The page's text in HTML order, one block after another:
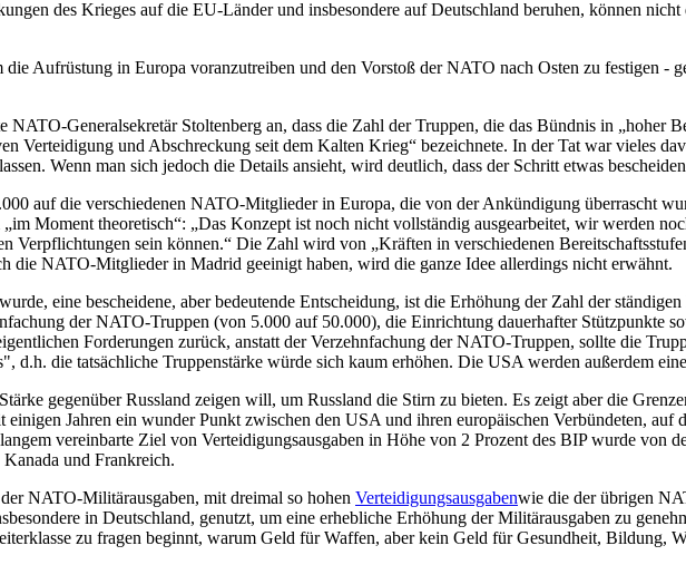
des Krieges auf die EU-Länder und insbesondere auf Deutschland beruhen, können
Aufrüstung in Europa voranzutreiben und den Vorstoß der NATO nach Osten zu festigen -
Generalsekretär Stoltenberg an, dass die Zahl der Truppen, die das Bündnis in „hoher
Verteidigung und Abschreckung seit dem Kalten Krieg“ bezeichnete. In der Tat war vieles
Wenn man sich jedoch die Details ansieht, wird deutlich, dass der Schritt etwas
auf die verschiedenen NATO-Mitglieder in Europa, die von der Ankündigung überrascht
Moment theoretisch“: „Das Konzept ist noch nicht vollständig ausgearbeitet, wir werden
Verpflichtungen sein können.“ Die Zahl wird von „Kräften in verschiedenen
die NATO-Mitglieder in Madrid geeinigt haben, wird die ganze Idee allerdings nicht erwähnt.
eine bescheidene, aber bedeutende Entscheidung, ist die Erhöhung der Zahl der
der NATO-Truppen (von 5.000 auf 50.000), die Einrichtung dauerhafter Stützpunkte
Forderungen zurück, anstatt der Verzehnfachung der NATO-Truppen, sollte die
d.h. die tatsächliche Truppenstärke würde sich kaum erhöhen. Die USA werden außerdem
gegenüber Russland zeigen will, um Russland die Stirn zu bieten. Es zeigt aber die
Jahren ein wunder Punkt zwischen den USA und ihren europäischen Verbündeten, auf
vereinbarte Ziel von Verteidigungsausgaben in Höhe von 2 Prozent des BIP wurde
und Frankreich.
NATO-Militärausgaben, mit dreimal so hohen Verteidigungsausgabenwie die der übrigen
in Deutschland, genutzt, um eine erhebliche Erhöhung der Militärausgaben zu
zu fragen beginnt, warum Geld für Waffen, aber kein Geld für Gesundheit, Bildung,